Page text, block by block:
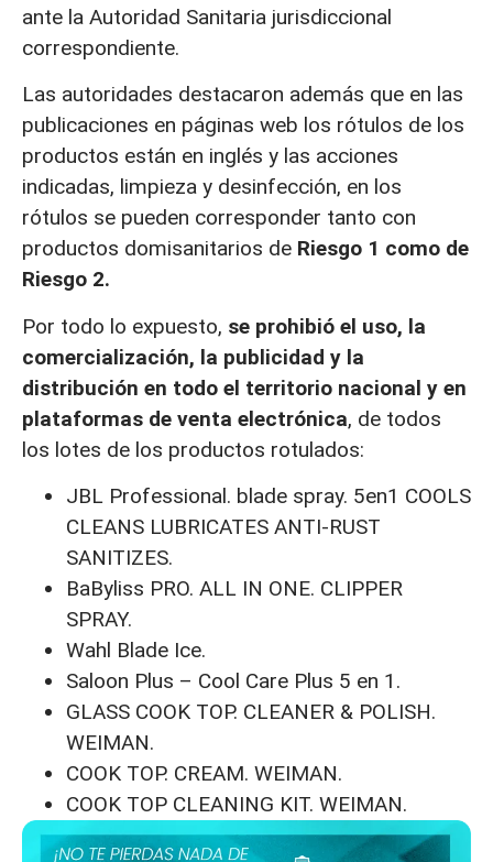
ante la Autoridad Sanitaria jurisdiccional
correspondiente.
Las autoridades destacaron además que en las
publicaciones en páginas web los rótulos de los
productos están en inglés y las acciones
indicadas, limpieza y desinfección, en los
rótulos se pueden corresponder tanto con
productos domisanitarios de Riesgo 1 como de
Riesgo 2.
Por todo lo expuesto, se prohibió el uso, la
comercialización, la publicidad y la
distribución en todo el territorio nacional y en
plataformas de venta electrónica, de todos
los lotes de los productos rotulados:
JBL Professional. blade spray. 5en1 COOLS
CLEANS LUBRICATES ANTI-RUST
SANITIZES.
BaByliss PRO. ALL IN ONE. CLIPPER
SPRAY.
Wahl Blade Ice.
Saloon Plus – Cool Care Plus 5 en 1.
GLASS COOK TOP. CLEANER & POLISH.
WEIMAN.
COOK TOP. CREAM. WEIMAN.
COOK TOP CLEANING KIT. WEIMAN.